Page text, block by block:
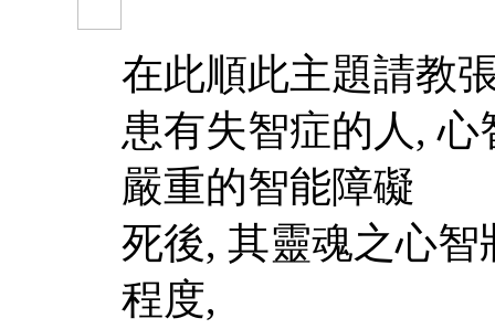
在此順此主題請教
患有失智症的人,
嚴重的智能障礙
死後, 其靈魂之心
程度,